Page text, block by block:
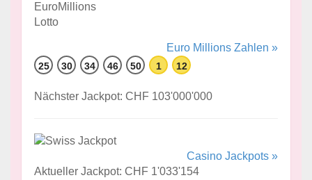
Euro Millions Zahlen »
25 30 34 46 50 1 12
Nächster Jackpot: CHF 103'000'000
Casino Jackpots »
Aktueller Jackpot: CHF 1'033'154